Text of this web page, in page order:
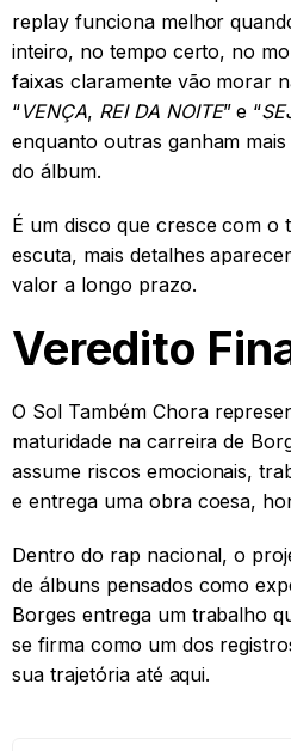
replay funciona melhor
inteiro, no tempo certo, no
faixas claramente vão morar
“VENÇA, REI DA NOITE” e “
enquanto outras ganham
do álbum.
É um disco que cresce com o
escuta, mais detalhes
valor a longo prazo.
Veredito
O Sol Também Chora
maturidade na carreira de
assume riscos emocionais,
e entrega uma obra coesa,
Dentro do rap nacional, o
de álbuns pensados como
Borges entrega um trabalho
se firma como um dos
sua trajetória até aqui.